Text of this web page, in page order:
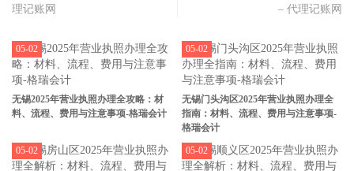
理记账网
– 代理记账网
无锡2025年营业执照办理全攻略：材
料、流程、费用与注意事项-格瑞会计
05-02
无锡门头沟区2025年营业执照办理全
指南：材料、流程、费用与注意事项-
格瑞会计
05-02
05-02 05-02